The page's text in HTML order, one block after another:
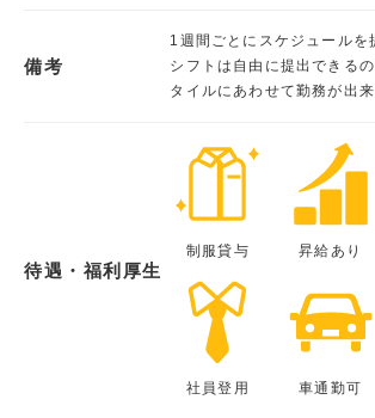
備考
1週間ごとにスケジュールを
シフトは自由に提出できる
タイルにあわせて勤務が出来
待遇・福利厚生
制服貸与 昇給あり
社員登用 車通勤可